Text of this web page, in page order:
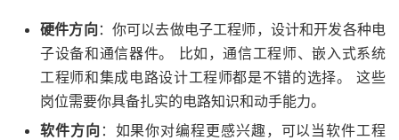
硬件方向：你可以去做电子工程师，设计和开发各种电
子设备和通信器件。 比如，通信工程师、嵌入式系统
工程师和集成电路设计工程师都是不错的选择。 这些
岗位需要你具备扎实的电路知识和动手能力。
软件方向 ：如果你对编程更感兴趣，可以当软件工程